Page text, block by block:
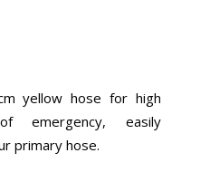
yellow hose for high
emergency, easily
primary hose.